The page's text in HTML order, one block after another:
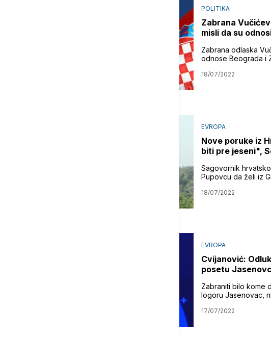
POLITIKA
Zabrana
misli da su
Zabrana odlaska
odnose Beograda i
18/07/2022
EVROPA
Nove poruke iz
biti pre jeseni",
Sagovornik
Pupovcu da želi iz
18/07/2022
EVROPA
Cvijanović:
posetu
Zabraniti bilo kome
logoru Jasenovac,
17/07/2022